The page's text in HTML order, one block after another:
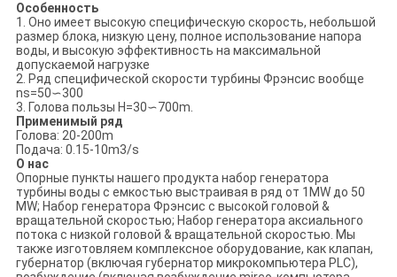
Особенность
1. Оно имеет высокую специфическую скорость, небольшой
размер блока, низкую цену, полное использование напора
воды, и высокую эффективность на максимальной
допускаемой нагрузке
2. Ряд специфической скорости турбины Фрэнсис вообще
ns=50∽300
3. Голова пользы H=30∽700m.
Применимый ряд
Голова: 20-200m
Подача: 0.15-10m3/s
О нас
Опорные пункты нашего продукта набор генератора
турбины воды с емкостью выстраивая в ряд от 1MW до 50
MW; Набор генератора Фрэнсис с высокой головой &
вращательной скоростью; Набор генератора аксиального
потока с низкой головой & вращательной скоростью. Мы
также изготовляем комплексное оборудование, как клапан,
губернатор (включая губернатор микрокомпьютера PLC),